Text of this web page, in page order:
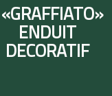
«GRAFFIATO»
ENDUIT
DECORATIF